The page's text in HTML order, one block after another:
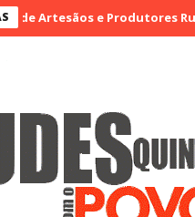
e Produtores Rurais de